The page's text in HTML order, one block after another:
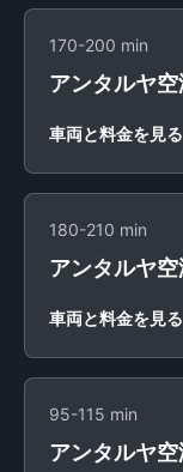
170-200 min
アンタルヤ
車両と料金を見る
180-210 min
アンタルヤ
車両と料金を見る
95-115 min
アンタルヤ空